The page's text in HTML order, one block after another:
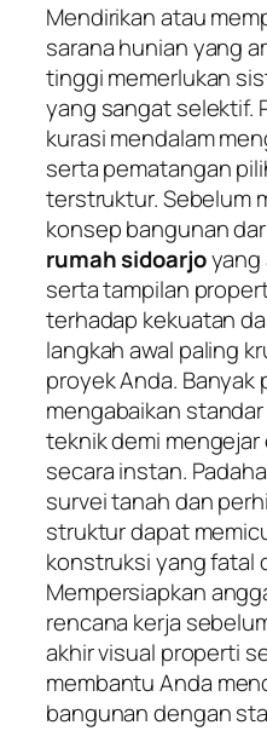
Mendirikan atau
sarana hunian yang
tinggi memerlukan
yang sangat selektif.
kurasi mendalam
serta pematangan
terstruktur. Sebelum
konsep bangunan
rumah sidoarjoyang
serta tampilan
terhadap kekuatan
langkah awal paling
proyek Anda. Banyak
mengabaikan
teknik demi
secara instan.
survei tanah dan
struktur dapat
konstruksi yang fatal
Mempersiapkan
rencana kerja
akhir visual properti
membantu Anda
bangunan dengan